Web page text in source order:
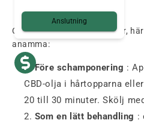
Oavsett vilken hårtyp du har,
anamma:
Före schamponering :
CBD-olja i hårtopparna
20 till 30 minuter. Skölj
Som en lätt behandling :
Anslutning